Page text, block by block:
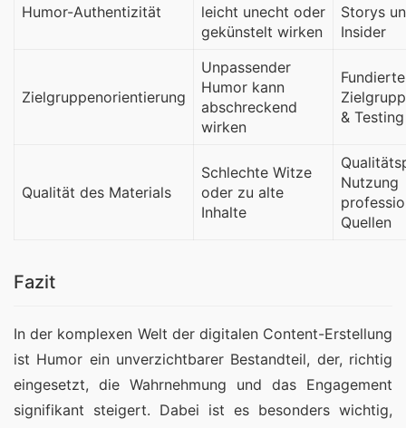
Humor-Authentizität
leicht unecht oder
gekünstelt wirken
Storys
Insider
Zielgruppenorientierung
Unpassender
Humor kann
abschreckend
wirken
Fundierte
& Testing
Qualität des Materials
Schlechte Witze
oder zu alte
Inhalte
Nutzung
Quellen
Fazit
In der komplexen Welt der digitalen Content-Erstellung
ist Humor ein unverzichtbarer Bestandteil, der, richtig
eingesetzt, die Wahrnehmung und das Engagement
signifikant steigert. Dabei ist es besonders wichtig,